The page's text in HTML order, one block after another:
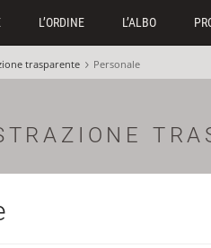
L’ORDINE L’ALBO
trasparente Personale